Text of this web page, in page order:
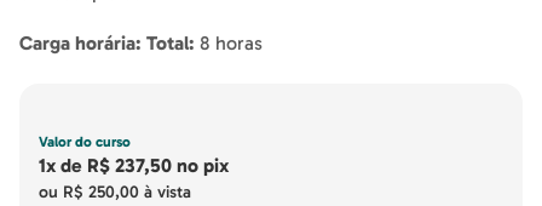
Carga horária: Total: 8 horas
Valor do curso
1x de R$ 237,50 no pix
ou R$ 250,00 à vista